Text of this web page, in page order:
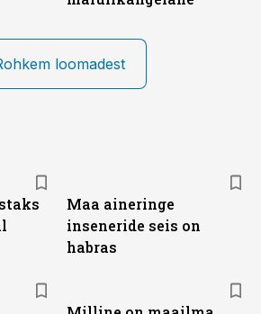
loomadest
Maa aineringe
inseneride seis on
habras